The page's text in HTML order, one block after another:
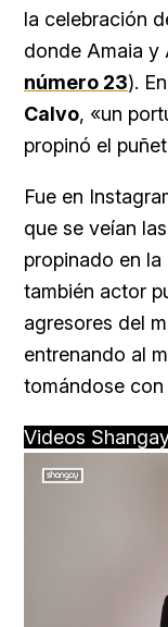
la celebración
donde Amaia y
número 23).
Calvo, «un
propinó el
Fue en
que se veían
propinado en
también actor
agresores del
entrenando al
tomándose con
Videos